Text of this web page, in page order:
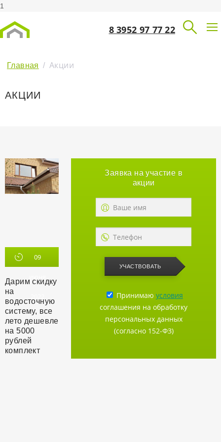
1
8 3952 97 77 22
Главная / Акции
АКЦИИ
09
Дарим скидку
на
водосточную
систему, все
лето дешевле
на 5000
рублей
комплект
Заявка на участие в
акции
УЧАСТВОВАТЬ
Принимаю условия
соглашения на обработку
персональных данных
(согласно 152-ФЗ)